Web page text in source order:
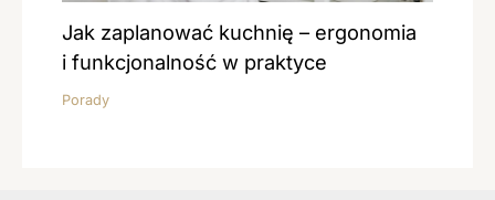
Jak zaplanować kuchnię – ergonomia
i funkcjonalność w praktyce
Porady